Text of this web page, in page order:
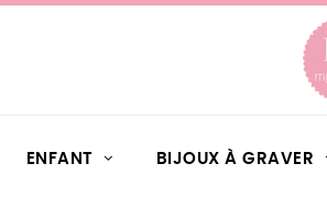
ENFANT BIJOUX À GRAVER